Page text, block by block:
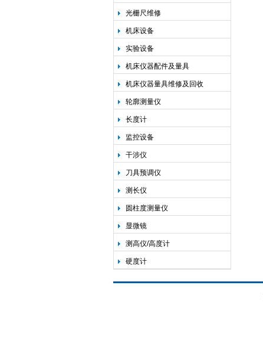
光栅尺维修
机床设备
实验设备
机床仪器配件及量具
机床仪器量具维修及回收
轮廓测量仪
长度计
监控设备
干涉仪
刀具预调仪
测长仪
圆柱度测量仪
显微镜
测高仪/高度计
硬度计